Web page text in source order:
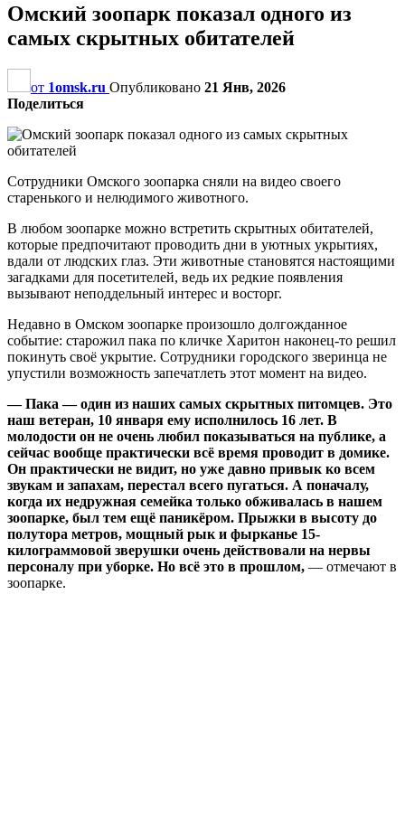
Омский зоопарк показал одного из
самых скрытных обитателей
от 1omsk.ru Опубликовано 21 Янв, 2026
Поделиться
Сотрудники Омского зоопарка сняли на видео своего
старенького и нелюдимого животного.
В любом зоопарке можно встретить скрытных обитателей,
которые предпочитают проводить дни в уютных укрытиях,
вдали от людских глаз. Эти животные становятся настоящими
загадками для посетителей, ведь их редкие появления
вызывают неподдельный интерес и восторг.
Недавно в Омском зоопарке произошло долгожданное
событие: старожил пака по кличке Харитон наконец-то решил
покинуть своё укрытие. Сотрудники городского зверинца не
упустили возможность запечатлеть этот момент на видео.
— Пака — один из наших самых скрытных питомцев. Это
наш ветеран, 10 января ему исполнилось 16 лет. В
молодости он не очень любил показываться на публике, а
сейчас вообще практически всё время проводит в домике.
Он практически не видит, но уже давно привык ко всем
звукам и запахам, перестал всего пугаться. А поначалу,
когда их недружная семейка только обживалась в нашем
зоопарке, был тем ещё паникёром. Прыжки в высоту до
полутора метров, мощный рык и фырканье 15-
килограммовой зверушки очень действовали на нервы
персоналу при уборке. Но всё это в прошлом, — отмечают в
зоопарке.